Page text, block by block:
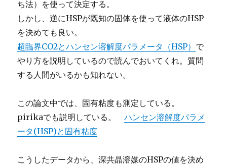
ち法）を使って決定する。
しかし、逆にHSPが既知の固体を使って液体のHSP
を決めても良い。
超臨界CO2とハンセン溶解度パラメータ（HSP） で
やり方を説明しているので読んでおいてくれ。質問
する人間がいるかも知れない。
この論文中では、固有粘度も測定している。
pirikaでも説明している。ハンセン溶解度パラメ
ータ(HSP)と固有粘度
こうしたデータから、深共晶溶媒のHSPの値を決め